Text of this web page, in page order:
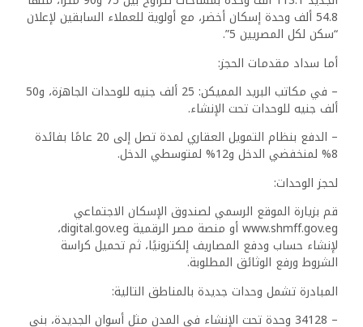
54.8 ألف وحدة إسكان أخضر، مع أولوية للعملاء السابقين لإعلان
“سكن لكل المصريين 5”.
أما سداد مقدمات الحجز:
– في مكاتب البريد المميكن: 25 ألف جنيه للوحدات الجاهزة، و50
ألف جنيه للوحدات تحت الإنشاء.
– الدفع بنظام التمويل العقاري لمدة تصل إلى 20 عامًا بفائدة
8% لمنخفضي الدخل و12% لمتوسطي الدخل.
لحجز الوحدات:
قم بزيارة الموقع الرسمي لصندوق الإسكان الاجتماعي
www.shmff.gov.eg أو منصة مصر الرقمية digital.gov.eg،
لإنشاء حساب ودفع المصاريف إلكترونيًا، ثم تحميل كراسة
الشروط ورفع الوثائق المطلوبة.
المبادرة تشمل وحدات جديدة بالمناطق التالية:
– 34128 وحدة تحت الإنشاء في المدن مثل أسوان الجديدة، بني